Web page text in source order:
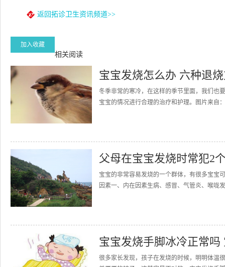
返回拓诊卫生资讯频道>>
加入收藏
相关阅读
宝宝发烧怎么办 六种退
冬季非常的寒冷，在这样的季节里面，我们也
宝宝的情况进行合理的治疗和护理。图片来自：
父母在宝宝发烧时常犯2
宝宝的非常容易发烧的一个群体，有很多宝宝
因素一、内在因素生病、感冒、气管炎、喉咙
宝宝发烧手脚冰冷正常
很多家长发现，孩子在发烧的时候，明明体温